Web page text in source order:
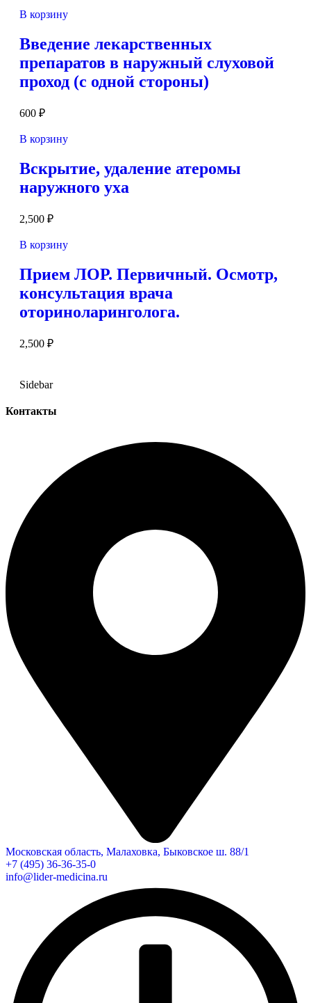
В корзину
Введение лекарственных
препаратов в наружный слуховой
проход (с одной стороны)
600 ₽
В корзину
Вскрытие, удаление атеромы
наружного уха
2,500 ₽
В корзину
Прием ЛОР. Первичный. Осмотр,
консультация врача
оториноларинголога.
2,500 ₽
Sidebar
Контакты
Московская область, Малаховка, Быковское ш. 88/1
+7 (495) 36-36-35-0
info@lider-medicina.ru